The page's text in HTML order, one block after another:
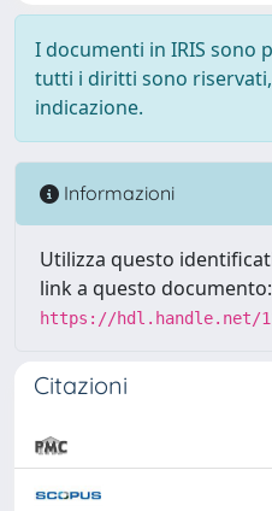
I documenti in IRIS sono
tutti i diritti sono
indicazione.
Informazioni
Utilizza questo
link a questo documento:
https://hdl.handle.net/
Citazioni